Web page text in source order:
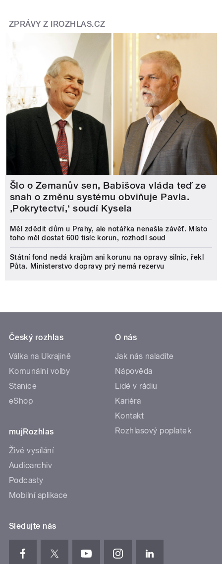
ZPRÁVY Z IROZHLAS.CZ
Šlo o Zemanův sen, Babišova vláda teď ze
snah o změnu systému obviňuje Pavla.
‚Pokrytectví,‘ soudí Kysela
Měl zdědit dům u Prahy, ale notářka nenašla závěť. Místo
toho měl dostat 600 tisíc korun, rozhodl soud
Státní fond nedá krajům ani korunu na opravy silnic, řekl
Půta. Ministerstvo dopravy prý nemá rezervu
Český rozhlas
Válka na Ukrajině
Komunální volby
Stanice
eShop
mujRozhlas
Živé vysílání
Audioarchiv
Podcasty
Mobilní aplikace
O nás
Jak nás naladíte
Nápověda
Lidé v rádiu
Kariéra
Kontakt
Rozhlasový poplatek
Sledujte nás